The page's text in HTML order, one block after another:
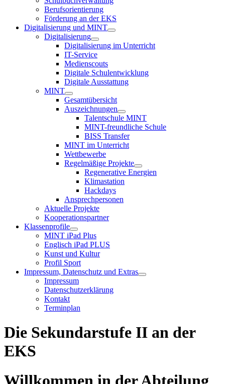
Berufsorientierung
Förderung an der EKS
Digitalisierung und MINT
Digitalisierung
Digitalisierung im Unterricht
IT-Service
Medienscouts
Digitale Schulentwicklung
Digitale Ausstattung
MINT
Gesamtübersicht
Auszeichnungen
Talentschule MINT
MINT-freundliche Schule
BISS Transfer
MINT im Unterricht
Wettbewerbe
Regelmäßige Projekte
Regenerative Energien
Klimastation
Hackdays
Ansprechpersonen
Aktuelle Projekte
Kooperationspartner
Klassenprofile
MINT iPad Plus
Englisch iPad PLUS
Kunst und Kultur
Profil Sport
Impressum, Datenschutz und Extras
Impressum
Datenschutzerklärung
Kontakt
Terminplan
Die Sekundarstufe II an der
EKS